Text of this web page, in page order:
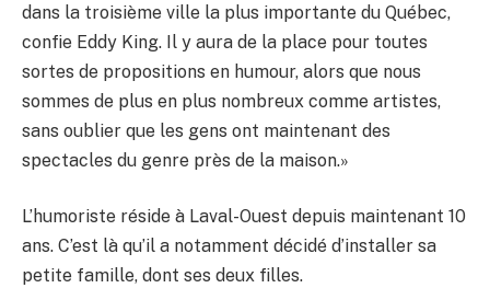
dans la troisième ville la plus importante du Québec,
confie Eddy King. Il y aura de la place pour toutes
sortes de propositions en humour, alors que nous
sommes de plus en plus nombreux comme artistes,
sans oublier que les gens ont maintenant des
spectacles du genre près de la maison.»
L’humoriste réside à Laval-Ouest depuis maintenant 10
ans. C’est là qu’il a notamment décidé d’installer sa
petite famille, dont ses deux filles.